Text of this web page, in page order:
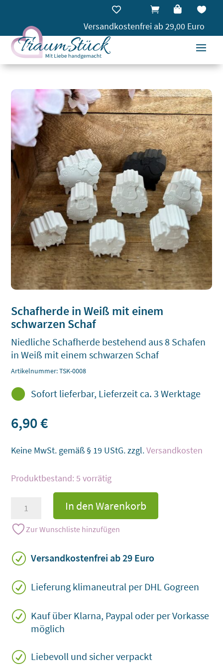




Versandkostenfrei ab 29,00 Euro
Schafherde in Weiß mit einem
schwarzen Schaf
Niedliche Schafherde bestehend aus 8 Schafen
in Weiß mit einem schwarzen Schaf
Artikelnummer:TSK-0008
 Sofort lieferbar, Lieferzeit ca. 3 Werktage
6,90€
Keine MwSt. gemäß § 19 UStG.zzgl.Versandkosten
5 vorrätig
Schafherde
Weiß
mit
einem
schwarzen
Menge
In den Warenkorb
Zur Wunschliste hinzufügen
R Versandkostenfrei ab 29 Euro
R Lieferung klimaneutral per DHL Gogreen
R Kauf über Klarna, Paypal oder per Vorkasse
möglich
R Liebevoll und sicher verpackt